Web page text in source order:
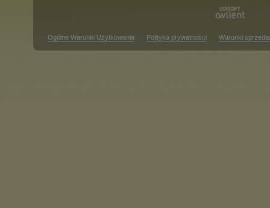
Ogólne Warunki Użytkowania Polityka prywatności Warunki